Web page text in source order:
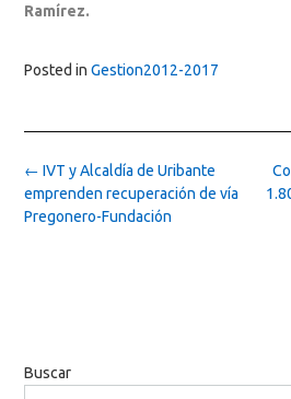
Ramírez.
Posted in Gestion2012-2017
Post
navigation
← IVT y Alcaldía de Uribante
emprenden recuperación de vía
Pregonero-Fundación
Buscar